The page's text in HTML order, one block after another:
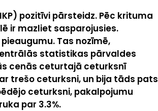
pozitīvi pārsteidz. Pēc krituma
ir mazliet sasparojusies.
Tas nozīmē,
statistikas pārvaldes
cenās ceturtajā ceturksnī
trešo ceturksni, un bija tāds pats
ceturksni, pakalpojumu
par 3.3%.